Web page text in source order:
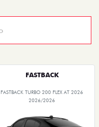
FASTBACK
FASTBACK TURBO 200 FLEX AT 2026
2026/2026